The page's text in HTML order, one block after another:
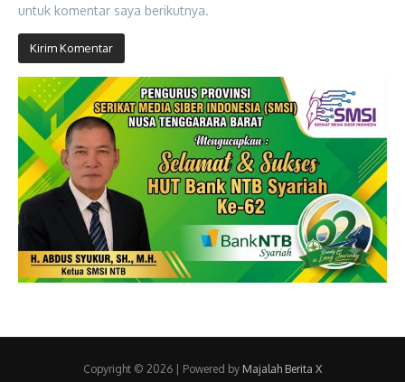
untuk komentar saya berikutnya.
Copyright © 2026 | Powered by Majalah Berita X